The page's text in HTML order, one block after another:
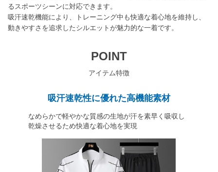
るスポーツシーンに対応できます。
吸汗速乾機能により、トレーニング中も快適な着心地を維持し、
動きやすさを追求したシルエットが魅力的な一着です。
POINT
アイテム特徴
吸汗速乾性に優れた高機能素材
なめらかで軽やかな質感の生地が汗を素早く吸収し
乾燥させるため快適な着心地を実現